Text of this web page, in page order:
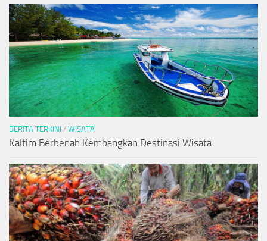
BERITA TERKINI / WISATA
Kaltim Berbenah Kembangkan Destinasi Wisata